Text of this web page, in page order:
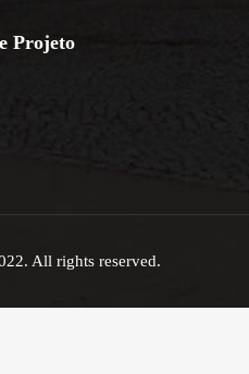
Projeto
All rights reserved.